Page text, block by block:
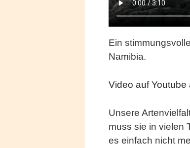
Ein
Namibia.
Video auf Youtube
Unsere
muss sie in vielen
es einfach nicht